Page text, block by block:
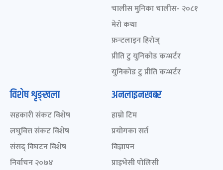
चालीस मुनिका चालीस- २०८१
मेरो कथा
फ्रन्टलाइन हिरोज्
प्रीति टु युनिकोड कन्भर्टर
युनिकोड टु प्रीति कन्भर्टर
विशेष शृङ्खला
सहकारी संकट विशेष
लघुवित्त संकट विशेष
संसद् विघटन विशेष
निर्वाचन २०७४
अनलाइनखबर
हाम्रो टिम
प्रयोगका सर्त
विज्ञापन
प्राइभेसी पोलिसी